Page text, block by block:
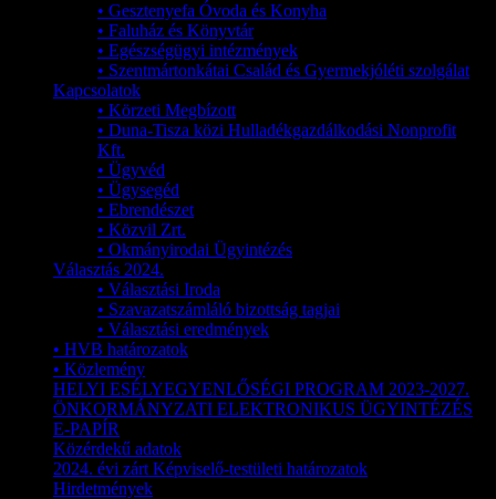
• Gesztenyefa Óvoda és Konyha
• Faluház és Könyvtár
• Egészségügyi intézmények
• Szentmártonkátai Család és Gyermekjóléti szolgálat
Kapcsolatok
• Körzeti Megbízott
• Duna-Tisza közi Hulladékgazdálkodási Nonprofit
Kft.
• Ügyvéd
• Ügysegéd
• Ebrendészet
• Közvil Zrt.
• Okmányirodai Ügyintézés
Választás 2024.
• Választási Iroda
• Szavazatszámláló bizottság tagjai
• Választási eredmények
• HVB határozatok
• Közlemény
HELYI ESÉLYEGYENLŐSÉGI PROGRAM 2023-2027.
ÖNKORMÁNYZATI ELEKTRONIKUS ÜGYINTÉZÉS
E-PAPÍR
Közérdekű adatok
2024. évi zárt Képviselő-testületi határozatok
Hirdetmények